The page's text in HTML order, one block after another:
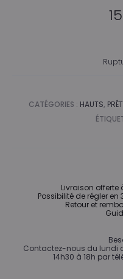
CATÉGORIES : HAUTS,
Livraison
Possibilité de régler
Retour et
Contactez-nous du lundi
14h30 à 18h par